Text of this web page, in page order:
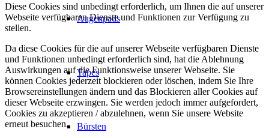
Augenpads
Tapes
Bürsten
Diese Cookies sind unbedingt erforderlich, um Ihnen die auf unserer
Webseite verfügbaren Dienste und Funktionen zur Verfügung zu
stellen.
Da diese Cookies für die auf unserer Webseite verfügbaren Dienste
und Funktionen unbedingt erforderlich sind, hat die Ablehnung
Auswirkungen auf die Funktionsweise unserer Webseite. Sie
können Cookies jederzeit blockieren oder löschen, indem Sie Ihre
Browsereinstellungen ändern und das Blockieren aller Cookies auf
dieser Webseite erzwingen. Sie werden jedoch immer aufgefordert,
Cookies zu akzeptieren / abzulehnen, wenn Sie unsere Website
erneut besuchen.